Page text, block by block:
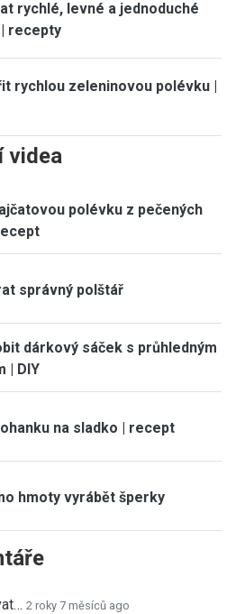
rychlé, levné a jednoduché
recepty
rychlou zeleninovou polévku |
videa
polévku z pečených
správný polštář
dárkový sáček s průhledným
| DIY
na sladko | recept
hmoty vyrábět šperky
2 roky 7 měsíců ago